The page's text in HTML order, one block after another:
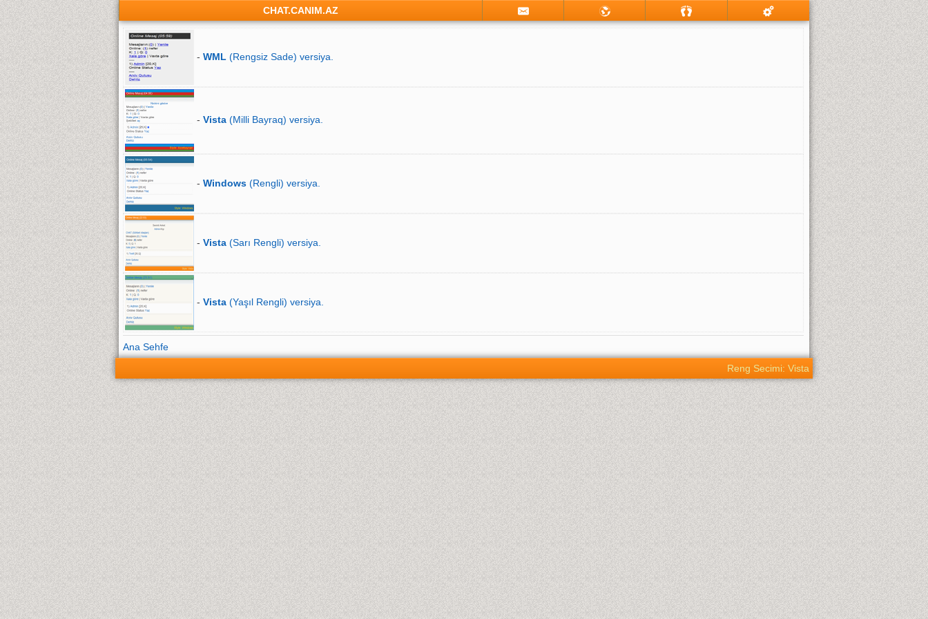
CHAT.CANIM.AZ
- WML (Rengsiz Sade) versiya.
- Vista (Milli Bayraq) versiya.
- Windows (Rengli) versiya.
- Vista (Sarı Rengli) versiya.
- Vista (Yaşıl Rengli) versiya.
Ana Sehfe
Reng Secimi: Vista